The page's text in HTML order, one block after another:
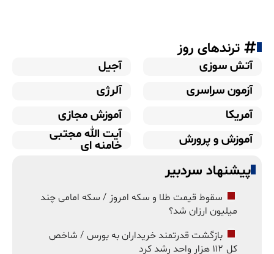
ترندهای روز
آتش سوزی
آجیل
آزمون سراسری
آلرژی
آمریکا
آموزش مجازی
آموزش و پرورش
آیت الله مجتبی
خامنه ای
پیشنهاد سردبیر
سقوط قیمت طلا و سکه امروز / سکه امامی چند
میلیون ارزان شد؟
بازگشت قدرتمند خریداران به بورس / شاخص
کل ۱۱۲ هزار واحد رشد کرد